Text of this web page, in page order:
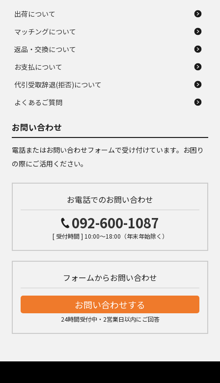
出荷について
マッチングについて
返品・交換について
お支払について
代引受取辞退(拒否)について
よくあるご質問
お問い合わせ
電話またはお問い合わせフォームで受け付けています。お困り
の際にご活用ください。
お電話でのお問い合わせ
092-600-1087
[ 受付時間 ] 10:00～18:00（年末年始除く）
フォームからお問い合わせ
お問い合わせする
24時間受付中・2営業日以内にご回答